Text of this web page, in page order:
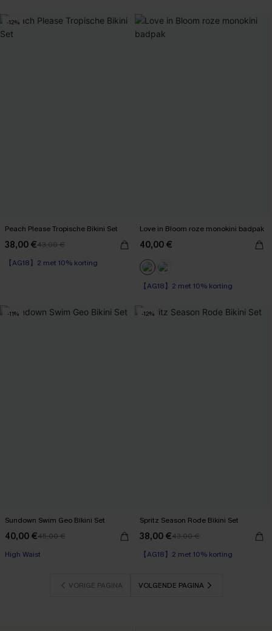
-12%
Peach Please Tropische Bikini Set
38,00 €43,00 €
【AG18】2 met 10% korting
High Waist
Love in Bloom roze monokini badpak
40,00 €
【AG18】2 met 10% korting
-11%
Sundown Swim Geo Bikini Set
40,00 €45,00 €
High Waist
-12%
Spritz Season Rode Bikini Set
38,00 €43,00 €
【AG18】2 met 10% korting
VORIGE PAGINA VOLGENDE PAGINA